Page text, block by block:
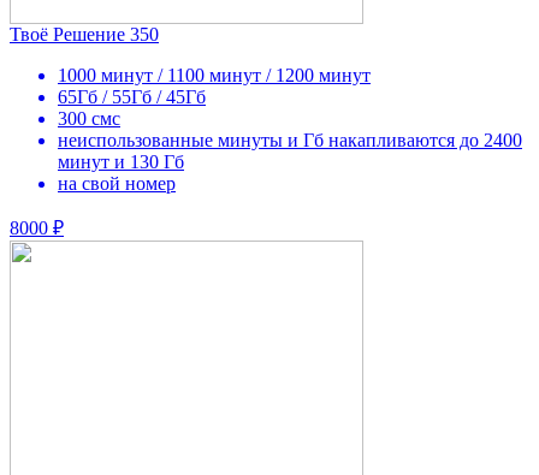
Твоё Решение 350
1000 минут / 1100 минут / 1200 минут
65Гб / 55Гб / 45Гб
300 смс
неиспользованные минуты и Гб накапливаются до 2400
минут и 130 Гб
на свой номер
8000 ₽